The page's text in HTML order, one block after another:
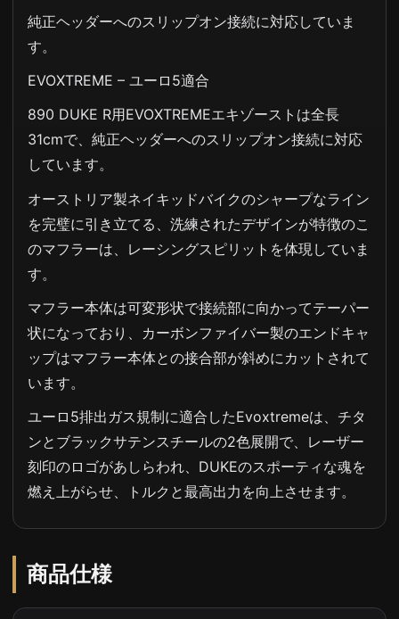
純正ヘッダーへのスリップオン接続に対応していま
す。
EVOXTREME – ユーロ5適合
890 DUKE R用EVOXTREMEエキゾーストは全長
31cmで、純正ヘッダーへのスリップオン接続に対応
しています。
オーストリア製ネイキッドバイクのシャープなライン
を完璧に引き立てる、洗練されたデザインが特徴のこ
のマフラーは、レーシングスピリットを体現していま
す。
マフラー本体は可変形状で接続部に向かってテーパー
状になっており、カーボンファイバー製のエンドキャ
ップはマフラー本体との接合部が斜めにカットされて
います。
ユーロ5排出ガス規制に適合したEvoxtremeは、チタ
ンとブラックサテンスチールの2色展開で、レーザー
刻印のロゴがあしらわれ、DUKEのスポーティな魂を
燃え上がらせ、トルクと最高出力を向上させます。
商品仕様